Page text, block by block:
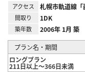
アクセス 札幌市軌道線
間取り 1DK
築年数 2006年 1月 築
プラン名・期間
ロングプラン
211日以上～366日未満